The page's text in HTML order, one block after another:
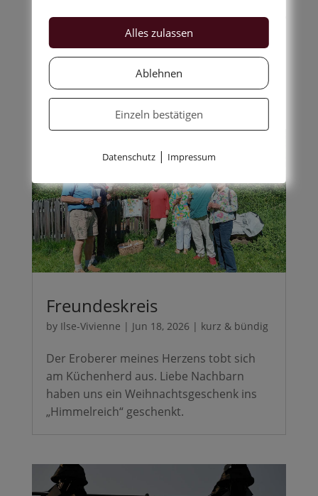
Geschichten in jeglicher
Art...
Freundeskreis
by Ilse-Vivienne | Jun 18, 2026 | kurz & bündig
Der Eroberer meines Herzens tobt sich
am Küchenherd aus. Liebe Nachbarn
haben uns ein Weihnachtsgeschenk ins
„Himmelreich“ geschenkt.
Alles zulassen
Ablehnen
Einzeln bestätigen
Datenschutz| Impressum